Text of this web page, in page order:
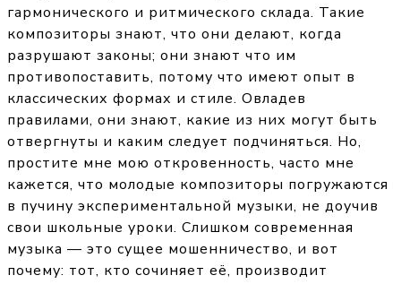
гармонического и ритмического склада. Такие
композиторы знают, что они делают, когда
разрушают законы; они знают что им
противопоставить, потому что имеют опыт в
классических формах и стиле. Овладев
правилами, они знают, какие из них могут быть
отвергнуты и каким следует подчиняться. Но,
простите мне мою откровенность, часто мне
кажется, что молодые композиторы погружаются
в пучину экспериментальной музыки, не доучив
свои школьные уроки. Слишком современная
музыка — это сущее мошенничество, и вот
почему: тот, кто сочиняет её, производит